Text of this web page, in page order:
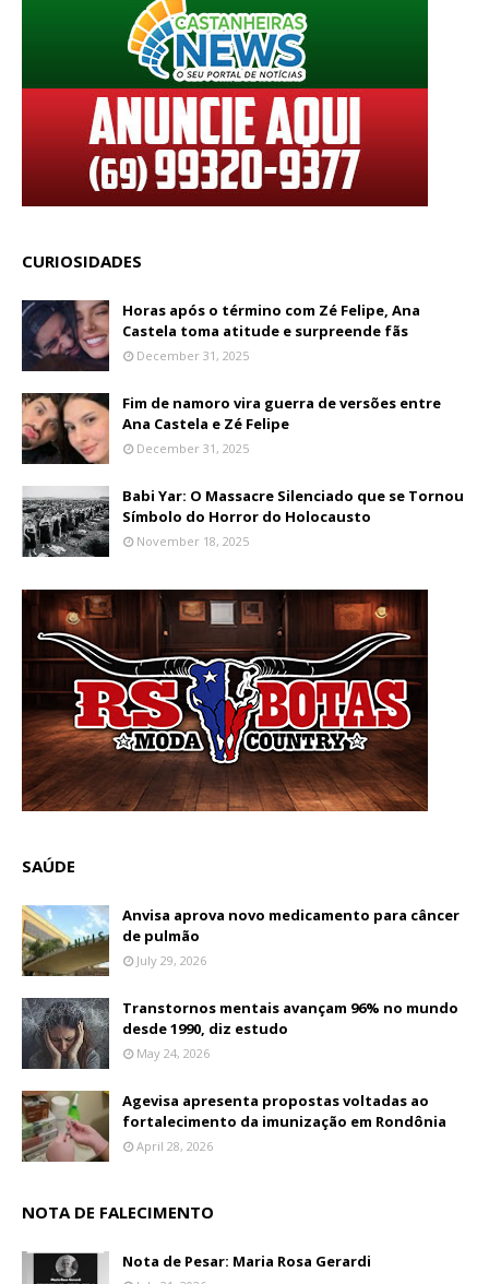
CURIOSIDADES
Horas após o término com Zé Felipe, Ana
Castela toma atitude e surpreende fãs
December 31, 2025
Fim de namoro vira guerra de versões entre
Ana Castela e Zé Felipe
December 31, 2025
Babi Yar: O Massacre Silenciado que se Tornou
Símbolo do Horror do Holocausto
November 18, 2025
SAÚDE
Anvisa aprova novo medicamento para câncer
de pulmão
July 29, 2026
Transtornos mentais avançam 96% no mundo
desde 1990, diz estudo
May 24, 2026
Agevisa apresenta propostas voltadas ao
fortalecimento da imunização em Rondônia
April 28, 2026
NOTA DE FALECIMENTO
Nota de Pesar: Maria Rosa Gerardi